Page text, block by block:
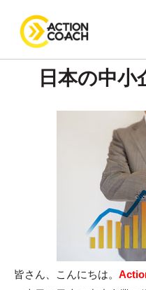
日本の中小
皆さん、こんにちは。